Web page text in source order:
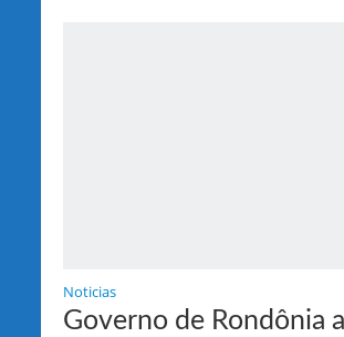
Noticias
Governo de Rondônia